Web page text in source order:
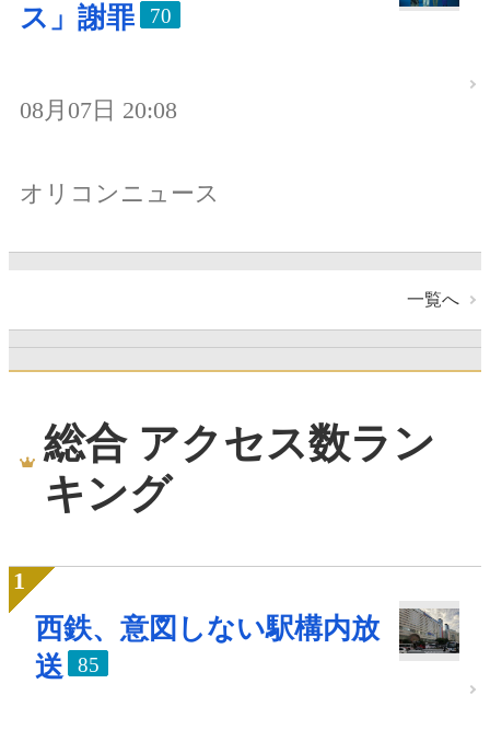
ス」謝罪
70
08月07日 20:08
オリコンニュース
一覧へ
総合 アクセス数ラン
キング
西鉄、意図しない駅構内放
送
85